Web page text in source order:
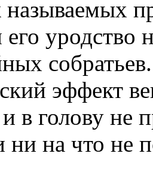
называемых
его уродство
эффект
в голову не
ни на что не